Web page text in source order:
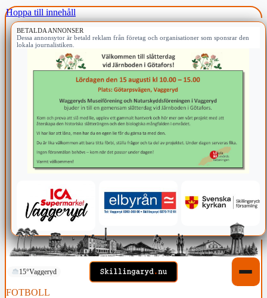
Hoppa till innehåll
BETALDA ANNONSER
Dessa annonsytor är betald reklam från företag och organisationer som sponsrar den
lokala journalistiken.
15°Vaggeryd
FOTBOLL